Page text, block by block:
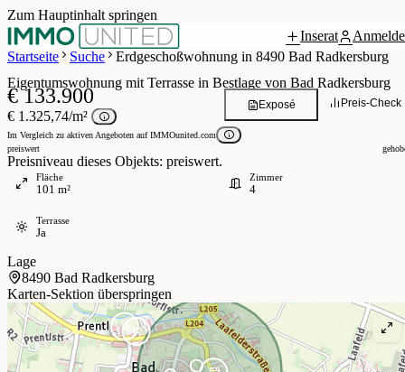
Zum Hauptinhalt springen
Inserat
Startseite
Suche Erdgeschoßwohnung in 8490 Bad Radkersburg
/ 13
Eigentumswohnung mit Terrasse in Bestlage von Bad Radkersburg
€ 133.900
€ 1.325,74/m²
Im Vergleich zu aktiven Angeboten auf IMMOunited.com
preiswert
Preisniveau dieses Objekts: preiswert.
Preis-Check
Exposé
Fläche
101 m²
Zimmer
4
Terrasse
Ja
Lage
8490 Bad Radkersburg
Karten-Sektion überspringen